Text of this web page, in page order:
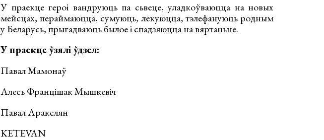
У праекце героі вандруюць па сьвеце, уладкоўваюцца на новых
мейсцах, пераймаюцца, сумуюць, лекуюцца, тэлефануюць родным
у Беларусь, прыгадваюць былое і спадзяюцца на вяртаньне.
У праекце ўзялі ўдзел:
Павал Мамонаў
Алесь Францішак Мышкевіч
Павал Аракелян
KETEVAN